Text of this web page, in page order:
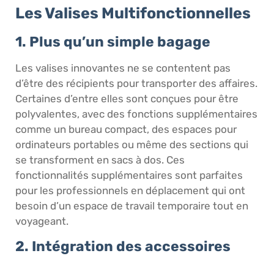
Les Valises Multifonctionnelles
1. Plus qu’un simple bagage
Les valises innovantes ne se contentent pas
d’être des récipients pour transporter des affaires.
Certaines d’entre elles sont conçues pour être
polyvalentes, avec des fonctions supplémentaires
comme un bureau compact, des espaces pour
ordinateurs portables ou même des sections qui
se transforment en sacs à dos. Ces
fonctionnalités supplémentaires sont parfaites
pour les professionnels en déplacement qui ont
besoin d’un espace de travail temporaire tout en
voyageant.
2. Intégration des accessoires